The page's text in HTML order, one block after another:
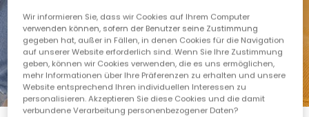
1 2 3 4 5
Wir informieren Sie, dass wir Cookies auf Ihrem Computer
verwenden können, sofern der Benutzer seine Zustimmung
gegeben hat, außer in Fällen, in denen Cookies für die Navigation
auf unserer Website erforderlich sind. Wenn Sie Ihre Zustimmung
geben, können wir Cookies verwenden, die es uns ermöglichen,
mehr Informationen über Ihre Präferenzen zu erhalten und unsere
Website entsprechend Ihren individuellen Interessen zu
personalisieren. Akzeptieren Sie diese Cookies und die damit
verbundene Verarbeitung personenbezogener Daten?